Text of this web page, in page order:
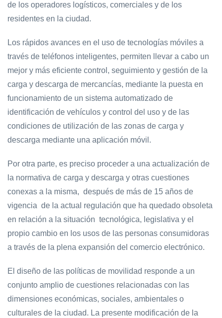
de los operadores logísticos, comerciales y de los
residentes en la ciudad.
Los rápidos avances en el uso de tecnologías móviles a
través de teléfonos inteligentes, permiten llevar a cabo un
mejor y más eficiente control, seguimiento y gestión de la
carga y descarga de mercancías, mediante la puesta en
funcionamiento de un sistema automatizado de
identificación de vehículos y control del uso y de las
condiciones de utilización de las zonas de carga y
descarga mediante una aplicación móvil.
Por otra parte, es preciso proceder a una actualización de
la normativa de carga y descarga y otras cuestiones
conexas a la misma, después de más de 15 años de
vigencia de la actual regulación que ha quedado obsoleta
en relación a la situación tecnológica, legislativa y el
propio cambio en los usos de las personas consumidoras
a través de la plena expansión del comercio electrónico.
El diseño de las políticas de movilidad responde a un
conjunto amplio de cuestiones relacionadas con las
dimensiones económicas, sociales, ambientales o
culturales de la ciudad. La presente modificación de la